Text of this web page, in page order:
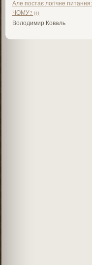
Але постає логічне питання:
ЧОМУ? )))
Володимир Коваль